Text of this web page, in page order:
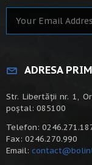
ADRESA
Str. Libertății nr. 1,
poștal: 085100
Telefon:
Fax: 0246.270.990
Email: